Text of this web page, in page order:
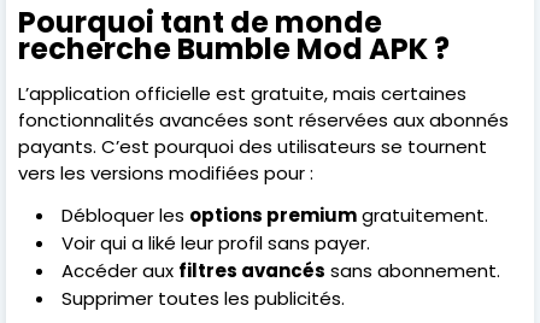
Pourquoi tant de monde
recherche Bumble Mod APK ?
L’application officielle est gratuite, mais certaines
fonctionnalités avancées sont réservées aux abonnés
payants. C’est pourquoi des utilisateurs se tournent
vers les versions modifiées pour :
Débloquer les options premiumgratuitement.
Voir qui a liké leur profil sans payer.
Accéder aux filtres avancés sans abonnement.
Supprimer toutes les publicités.